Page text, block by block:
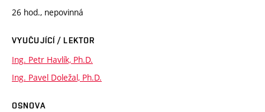
26 hod., nepovinná
VYUČUJÍCÍ / LEKTOR
Ing. Petr Havlík, Ph.D.
Ing. Pavel Doležal, Ph.D.
OSNOVA